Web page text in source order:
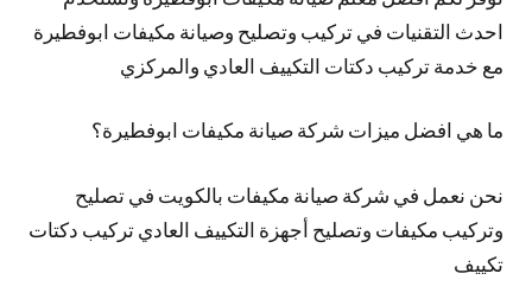
احدث التقنيات في تركيب وتصليح وصيانة مكيفات ابوفطيرة
مع خدمة تركيب دكتات التكييف العادي والمركزي
ما هي افضل ميزات شركة صيانة مكيفات ابوفطيرة؟
نحن نعمل في شركة صيانة مكيفات بالكويت في تصليح
وتركيب مكيفات وتصليح أجهزة التكييف العادي تركيب دكتات
تكييف